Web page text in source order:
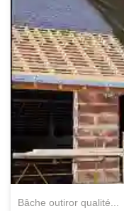
bâche outiror qualité...